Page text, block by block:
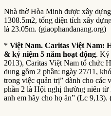
Nhà thờ Hòa Minh được xây
1308.5m2, tổng diện tích xây
là 23.05m. (giaophandanang.org)
* Việt Nam. Caritas Việt Nam:
& kỷ niệm 5 năm hoạt động. Kỷ
2013), Caritas Việt Nam tổ chức
dung gồm 2 phần: ngày 27/11,
trong việc quản trị” dành cho các
phần 2 là Hội nghị thường niên từ
anh em hãy cho họ ăn” (Lc 9,13).